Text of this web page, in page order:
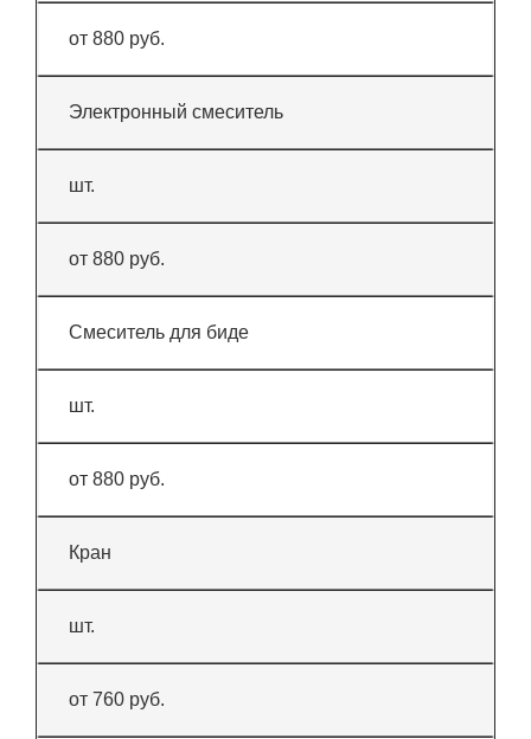
от 880 руб.
Электронный смеситель
шт.
от 880 руб.
Смеситель для биде
шт.
от 880 руб.
Кран
шт.
от 760 руб.